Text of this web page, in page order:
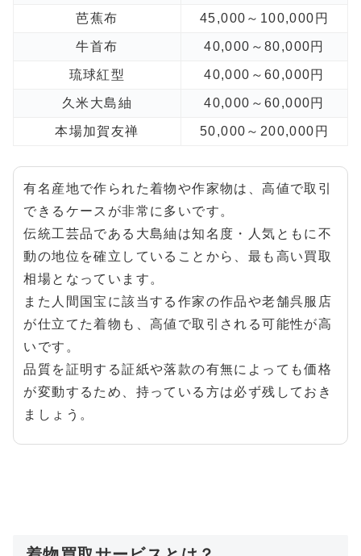
芭蕉布 45,000～100,000円
牛首布 40,000～80,000円
琉球紅型 40,000～60,000円
久米大島紬 40,000～60,000円
本場加賀友禅 50,000～200,000円
有名産地で作られた着物や作家物は、高値で取引
できるケースが非常に多いです。
伝統工芸品である大島紬は知名度・人気ともに不
動の地位を確立していることから、最も高い買取
相場となっています。
また人間国宝に該当する作家の作品や老舗呉服店
が仕立てた着物も、高値で取引される可能性が高
いです。
品質を証明する証紙や落款の有無によっても価格
が変動するため、持っている方は必ず残しておき
ましょう。